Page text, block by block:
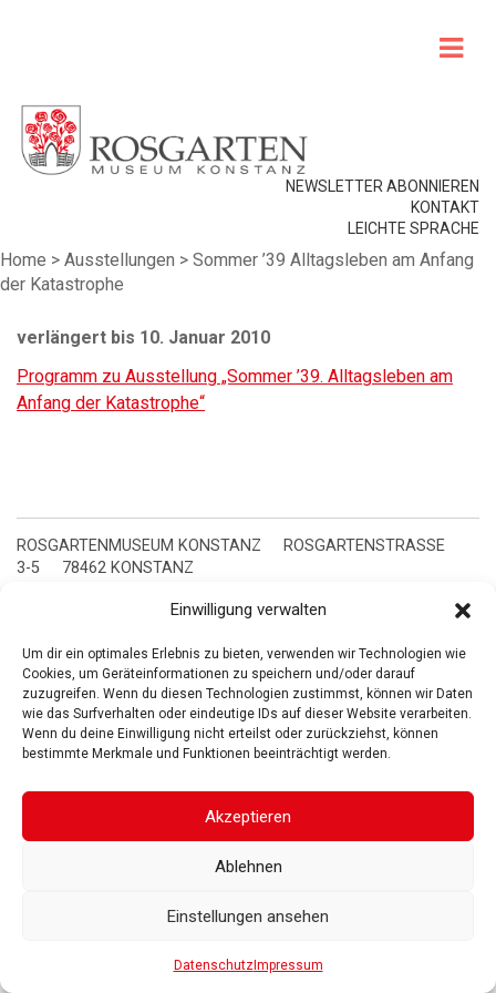
Einwilligung verwalten
Um dir ein optimales Erlebnis zu bieten, verwenden wir Technologien wie
Cookies, um Geräteinformationen zu speichern und/oder darauf
zuzugreifen. Wenn du diesen Technologien zustimmst, können wir Daten
wie das Surfverhalten oder eindeutige IDs auf dieser Website verarbeiten.
Wenn du deine Einwilligung nicht erteilst oder zurückziehst, können
bestimmte Merkmale und Funktionen beeinträchtigt werden.
Akzeptieren
Ablehnen
Einstellungen ansehen
DatenschutzImpressum
NEWSLETTER ABONNIEREN
KONTAKT
LEICHTE SPRACHE
Home > Ausstellungen > Sommer ’39 Alltagsleben am Anfang
der Katastrophe
verlängert bis 10. Januar 2010
Programm zu Ausstellung „Sommer ’39. Alltagsleben am
Anfang der Katastrophe“
ROSGARTENMUSEUM KONSTANZ
ROSGARTENSTRASSE
3-5
78462 KONSTANZ
DATENSCHUTZ BARRIEREFREIHEIT